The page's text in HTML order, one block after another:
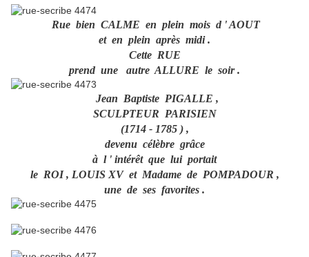
Rue bien CALME en plein mois d ' AOUT
et en plein après midi .
Cette RUE
prend une autre ALLURE le soir .
Jean Baptiste PIGALLE ,
SCULPTEUR PARISIEN
(1714 - 1785 ) ,
devenu célèbre grâce
à l ' intérêt que lui portait
le ROI , LOUIS XV et Madame de POMPADOUR ,
une de ses favorites .